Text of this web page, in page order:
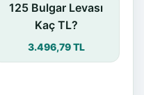
125 Bulgar Levası
Kaç TL?
3.496,79 TL